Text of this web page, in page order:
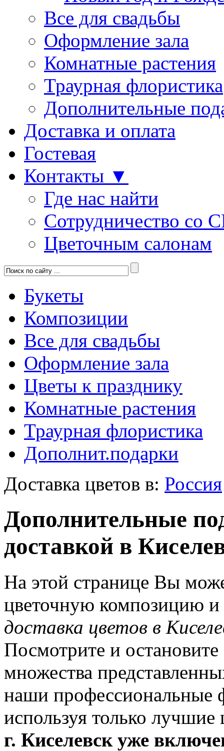
Все для свадьбы
Оформление зала
Комнатные растения
Траурная флористика
Дополнительные
Доставка и оплата
Гостевая
Контакты ▼
Где нас найти
Сотрудничество со
Цветочным салонам
Букеты
Композиции
Все для свадьбы
Оформление зала
Цветы к празднику
Комнатные растения
Траурная флористика
Дополнит.подарки
Доставка цветов в: Россия
Дополнительные
доставкой в
На этой странице Вы
цветочную композицию и
доставка цветов в
Посмотрите и
множества
наши профессиональные
используя только
г. Киселевск уже